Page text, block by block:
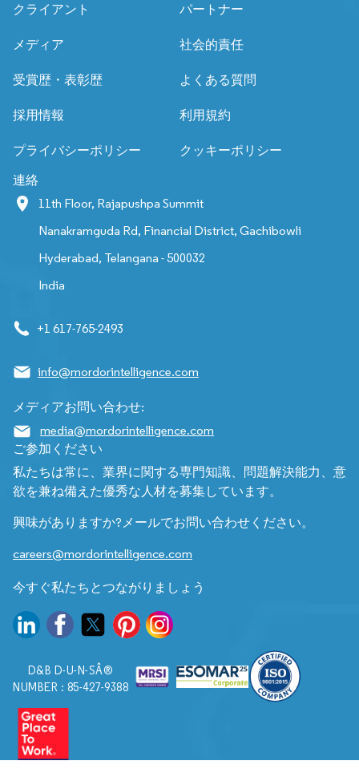
クライアント パートナー
メディア 社会的責任
受賞歴・表彰歴 よくある質問
採用情報 利用規約
プライバシーポリシー クッキーポリシー
連絡
11th Floor, Rajapushpa Summit
Nanakramguda Rd, Financial District, Gachibowli
Hyderabad, Telangana - 500032
India
+1 617-765-2493
info@mordorintelligence.com
メディアお問い合わせ:
media@mordorintelligence.com
ご参加ください
私たちは常に、業界に関する専門知識、問題解決能力、意
欲を兼ね備えた優秀な人材を募集しています。
興味がありますか?メールでお問い合わせください。
careers@mordorintelligence.com
今すぐ私たちとつながりましょう
D&B D-U-N-SÂ®
NUMBER : 85-427-9388